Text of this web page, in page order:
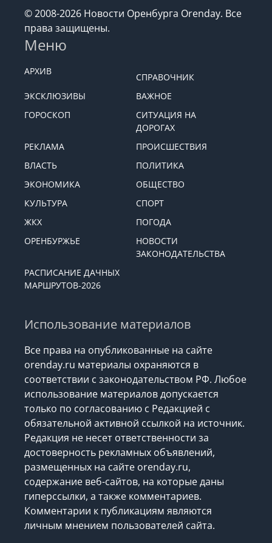
© 2008-2026 Новости Оренбурга Orenday. Все
права защищены.
Меню
АРХИВ
СПРАВОЧНИК
ЭКСКЛЮЗИВЫ
ВАЖНОЕ
ГОРОСКОП
СИТУАЦИЯ НА
ДОРОГАХ
РЕКЛАМА
ПРОИСШЕСТВИЯ
ВЛАСТЬ
ПОЛИТИКА
ЭКОНОМИКА
ОБЩЕСТВО
КУЛЬТУРА
СПОРТ
ЖКХ
ПОГОДА
ОРЕНБУРЖЬЕ
НОВОСТИ
ЗАКОНОДАТЕЛЬСТВА
РАСПИСАНИЕ ДАЧНЫХ
МАРШРУТОВ-2026
Использование материалов
Все права на опубликованные на сайте
orenday.ru материалы охраняются в
соответствии с законодательством РФ. Любое
использование материалов допускается
только по согласованию с Редакцией с
обязательной активной ссылкой на источник.
Редакция не несет ответственности за
достоверность рекламных объявлений,
размещенных на сайте orenday.ru,
содержание веб-сайтов, на которые даны
гиперссылки, а также комментариев.
Комментарии к публикациям являются
личным мнением пользователей сайта.